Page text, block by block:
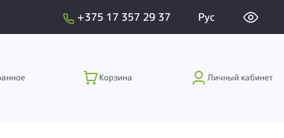
+375 17 357 29 37 Рус
Корзина Личный кабинет